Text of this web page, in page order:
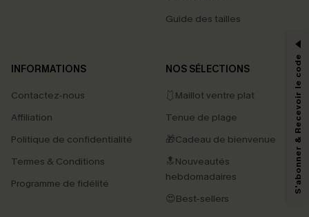
Guide des tailles
INFORMATIONS
Contactez-nous
Affiliation
Politique de confidentialité
Termes & Conditions
Programme de fidélité
NOS SÉLECTIONS
🩱Maillot ventre plat
Tenue de plage
🎁Cadeau de bienvenue
🔝Nouveautés
hebdomadaires
😍Best-sellers
PROFITEZ DE -15%
marketing (y compris du contenu généré par l'IA) de Cupshe et
pouvons utiliser les données collectées sur notre site ainsi que des
savoir si ceux-ci ont été ouverts, de mesurer votre engagement, de
personnaliser nos contenus et nos offres, et de vous recommander des
produits susceptibles de vous intéresser, conformément à notre
Politique de
. Vous pouvez vous désabonner à tout moment.
S'abonner & Recevoir le code